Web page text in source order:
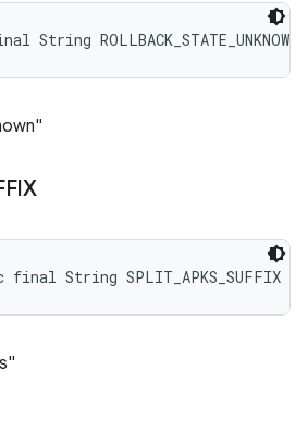
ROLLBACK_STATE_UNKNOWN
String SPLIT_APKS_SUFFIX